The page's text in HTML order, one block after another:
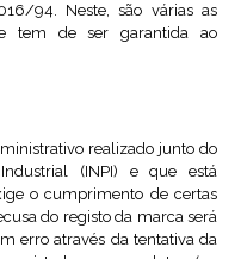
94. Neste, são várias as
tem de ser garantida ao
realizado junto do
(INPI) e que está
o cumprimento de certas
do registo da marca será
erro através da tentativa da